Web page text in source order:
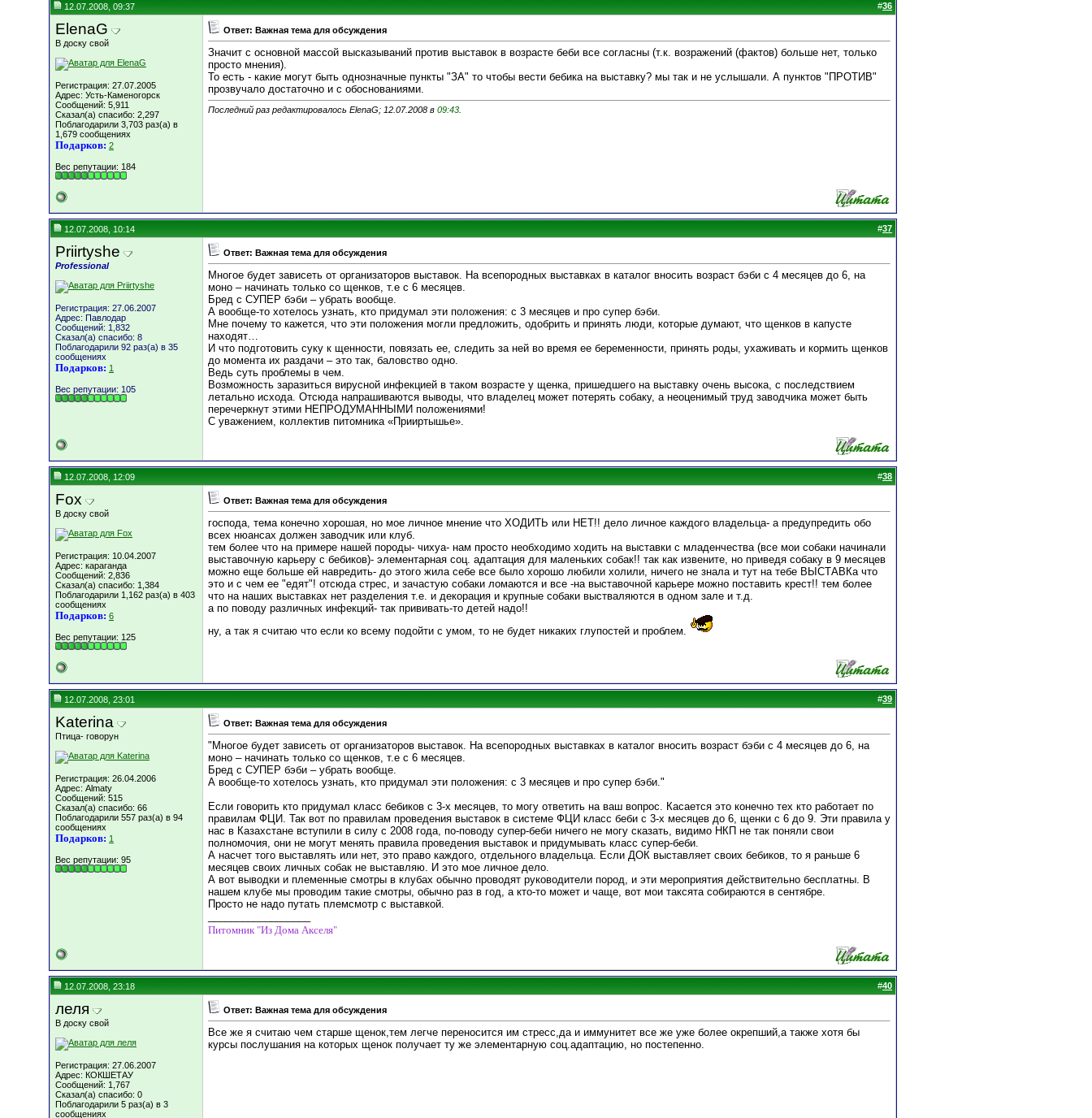
12.07.2008, 09:37 #36
ElenaG
В доску свой
Регистрация: 27.07.2005
Адрес: Усть-Каменогорск
Сообщений: 5,911
Сказал(а) спасибо: 2,297
Поблагодарили 3,703 раз(а) в
1,679 сообщениях
Подарков: 2
Вес репутации: 184
Ответ: Важная тема для обсуждения
Значит с основной массой высказываний против выставок в возрасте беби все согласны (т.к. возражений (фактов) больше нет, только
просто мнения).
То есть - какие могут быть однозначные пункты "ЗА" то чтобы вести бебика на выставку? мы так и не услышали. А пунктов "ПРОТИВ"
прозвучало достаточно и с обоснованиями.
Последний раз редактировалось ElenaG; 12.07.2008 в 09:43
12.07.2008, 10:14 #37
Priirtyshe
Professional
Регистрация: 27.06.2007
Адрес: Павлодар
Сообщений: 1,832
Сказал(а) спасибо: 8
Поблагодарили 92 раз(а) в 35
сообщениях
Подарков: 1
Вес репутации: 105
Ответ: Важная тема для обсуждения
Многое будет зависеть от организаторов выставок. На всепородных выставках в каталог вносить возраст бэби с 4 месяцев до 6, на
моно – начинать только со щенков, т.е с 6 месяцев.
Бред с СУПЕР бэби – убрать вообще.
А вообще-то хотелось узнать, кто придумал эти положения: с 3 месяцев и про супер бэби.
Мне почему то кажется, что эти положения могли предложить, одобрить и принять люди, которые думают, что щенков в капусте
находят…
И что подготовить суку к щенности, повязать ее, следить за ней во время ее беременности, принять роды, ухаживать и кормить щенков
до момента их раздачи – это так, баловство одно.
Ведь суть проблемы в чем.
Возможность заразиться вирусной инфекцией в таком возрасте у щенка, пришедшего на выставку очень высока, с последствием
летально исхода. Отсюда напрашиваются выводы, что владелец может потерять собаку, а неоценимый труд заводчика может быть
перечеркнут этими НЕПРОДУМАННЫМИ положениями!
С уважением, коллектив питомника «Прииртышье».
12.07.2008, 12:09 #38
Fox
В доску свой
Регистрация: 10.04.2007
Адрес: караганда
Сообщений: 2,836
Сказал(а) спасибо: 1,384
Поблагодарили 1,162 раз(а) в 403
сообщениях
Подарков: 6
Вес репутации: 125
Ответ: Важная тема для обсуждения
господа, тема конечно хорошая, но мое личное мнение что ХОДИТЬ или НЕТ!! дело личное каждого владельца- а предупредить обо
всех нюансах должен заводчик или клуб.
тем более что на примере нашей породы- чихуа- нам просто необходимо ходить на выставки с младенчества (все мои собаки начинали
выставочную карьеру с бебиков)- элементарная соц. адаптация для маленьких собак!! так как извените, но приведя собаку в 9 месяцев
можно еще больше ей навредить- до этого жила себе все было хорошо любили холили, ничего не знала и тут на тебе ВЫСТАВКа что
это и с чем ее "едят"! отсюда стрес, и зачастую собаки ломаются и все -на выставочной карьере можно поставить крест!! тем более
что на наших выставках нет разделения т.е. и декорация и крупные собаки выстваляются в одном зале и т.д.
а по поводу различных инфекций- так прививать-то детей надо!!
ну, а так я считаю что если ко всему подойти с умом, то не будет никаких глупостей и проблем.
12.07.2008, 23:01 #39
Katerina
Птица- говорун
Регистрация: 26.04.2006
Адрес: Almaty
Сообщений: 515
Сказал(а) спасибо: 66
Поблагодарили 557 раз(а) в 94
сообщениях
Подарков: 1
Вес репутации: 95
Ответ: Важная тема для обсуждения
"Многое будет зависеть от организаторов выставок. На всепородных выставках в каталог вносить возраст бэби с 4 месяцев до 6, на
моно – начинать только со щенков, т.е с 6 месяцев.
Бред с СУПЕР бэби – убрать вообще.
А вообще-то хотелось узнать, кто придумал эти положения: с 3 месяцев и про супер бэби."
Если говорить кто придумал класс бебиков с 3-х месяцев, то могу ответить на ваш вопрос. Касается это конечно тех кто работает по
правилам ФЦИ. Так вот по правилам проведения выставок в системе ФЦИ класс беби с 3-х месяцев до 6, щенки с 6 до 9. Эти правила у
нас в Казахстане вступили в силу с 2008 года, по-поводу супер-беби ничего не могу сказать, видимо НКП не так поняли свои
полномочия, они не могут менять правила проведения выставок и придумывать класс супер-беби.
А насчет того выставлять или нет, это право каждого, отдельного владельца. Если ДОК выставляет своих бебиков, то я раньше 6
месяцев своих личных собак не выставляю. И это мое личное дело.
А вот выводки и племенные смотры в клубах обычно проводят руководители пород, и эти мероприятия действительно бесплатны. В
нашем клубе мы проводим такие смотры, обычно раз в год, а кто-то может и чаще, вот мои таксята собираются в сентябре.
Просто не надо путать племсмотр с выставкой.
Питомник "Из Дома Акселя"
12.07.2008, 23:18 #40
леля
В доску свой
Регистрация: 27.06.2007
Адрес: КОКШЕТАУ
Сообщений: 1,767
Сказал(а) спасибо: 0
Поблагодарили 5 раз(а) в 3
сообщениях
Ответ: Важная тема для обсуждения
Все же я считаю чем старше щенок,тем легче переносится им стресс,да и иммунитет все же уже более окрепший,а также хотя бы
курсы послушания на которых щенок получает ту же элементарную соц.адаптацию, но постепенно.